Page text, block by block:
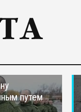
путем